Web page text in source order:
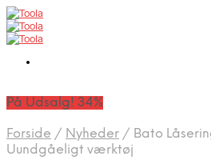
På Udsalg! 34%
Forside / Nyheder / Bato
Uundgåeligt værktøj